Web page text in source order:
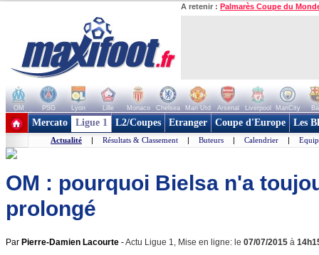
A retenir : Palmarès Coupe du
OM PSG Lyon Lille Monaco Chelsea Man Utd Arsenal Liverpool ManCity
+ de clubs
Mercato Ligue 1 L2/Coupes Etranger Coupe d'Europe Les
Actualité | Résultats & Classement | Buteurs | Calendrier |
OM : pourquoi Bielsa n'a
prolongé
Par Pierre-Damien Lacourte -Actu Ligue 1, Mise en ligne: le 07/07/2015 à